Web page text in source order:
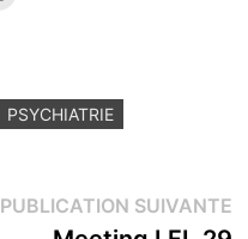
PSYCHIATRIE
PUBLICATION SUIVANTE